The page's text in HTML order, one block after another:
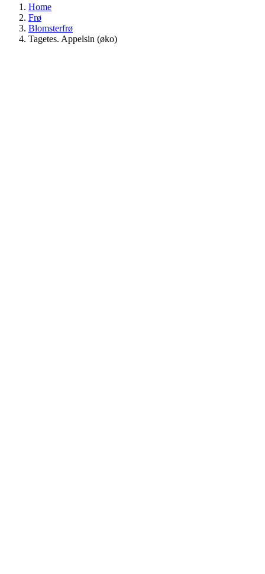
Home
Frø
Blomsterfrø
Tagetes. Appelsin (øko)